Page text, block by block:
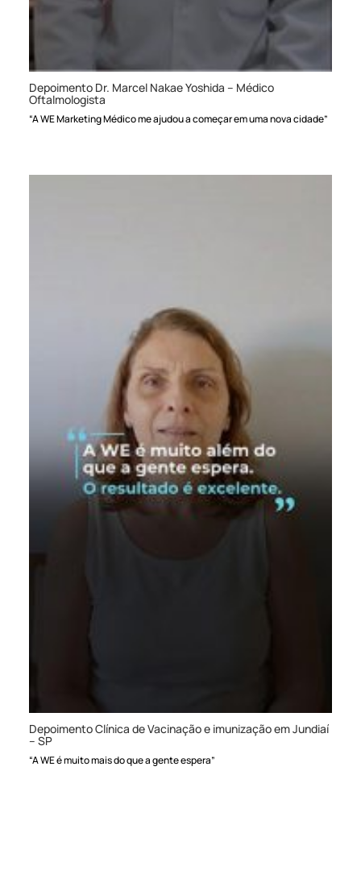
Depoimento Dr. Marcel Nakae Yoshida – Médico
Oftalmologista
“A WE Marketing Médico me ajudou a começar em uma nova cidade”
Depoimento Clínica de Vacinação e imunização em Jundiaí
– SP
“A WE é muito mais do que a gente espera”